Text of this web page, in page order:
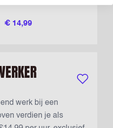
€ 14,99
Bewaar
werk bij een
verdien je als